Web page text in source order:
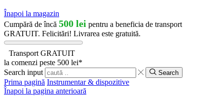
Înapoi la magazin
Cumpără de încă 500 lei pentru a beneficia de transport
GRATUIT. Felicitări! Livrarea este gratuită.
Transport GRATUIT
la comenzi peste 500 lei*
Search input
Search
Prima pagină Instrumentar & dispozitive
Înapoi la pagina anterioară